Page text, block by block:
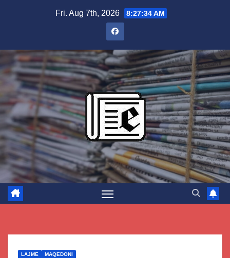
Fri. Aug 7th, 2026 8:27:35 AM
LAJME MAQEDONI